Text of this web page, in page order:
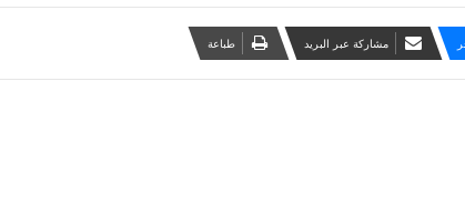
مشاركة عبر البريد طباعة